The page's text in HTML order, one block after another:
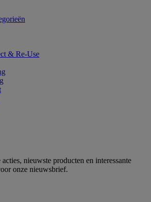
& Re-Use
nieuwste producten en interessante
onze nieuwsbrief.